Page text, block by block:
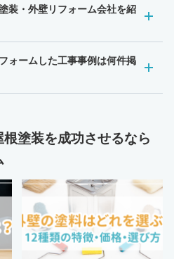
装・外壁リフォーム会社を紹
ォームした工事事例は何件掲
塗装を成功させるなら